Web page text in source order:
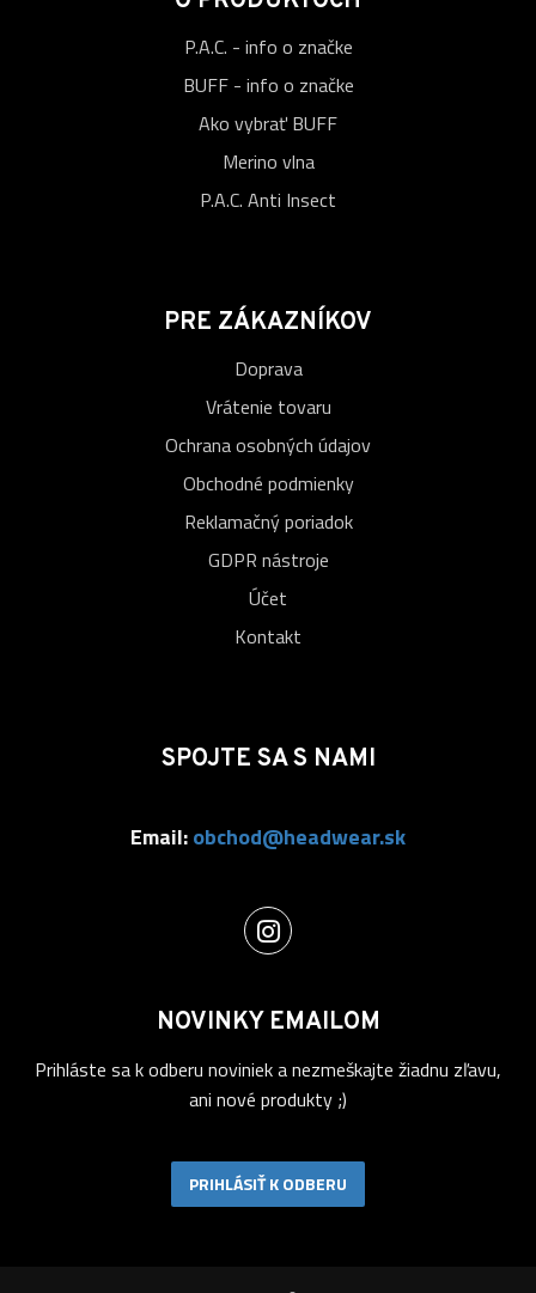
P.A.C. - info o značke
BUFF - info o značke
Ako vybrať BUFF
Merino vlna
P.A.C. Anti Insect
PRE ZÁKAZNÍKOV
Doprava
Vrátenie tovaru
Ochrana osobných údajov
Obchodné podmienky
Reklamačný poriadok
GDPR nástroje
Účet
Kontakt
SPOJTE SA S NAMI
Email:obchod@headwear.sk
NOVINKY EMAILOM
Prihláste sa k odberu noviniek a nezmeškajte žiadnu zľavu,
ani nové produkty ;)
PRIHLÁSIŤ K ODBERU